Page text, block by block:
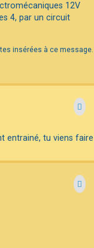
12V
4, par un circuit
insérées à ce message.
entrainé, tu viens